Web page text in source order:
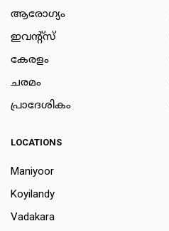
ആരോഗ്യം
ഇവന്റ്സ്
കേരളം
ചരമം
പ്രാദേശികം
LOCATIONS
Maniyoor
Koyilandy
Vadakara